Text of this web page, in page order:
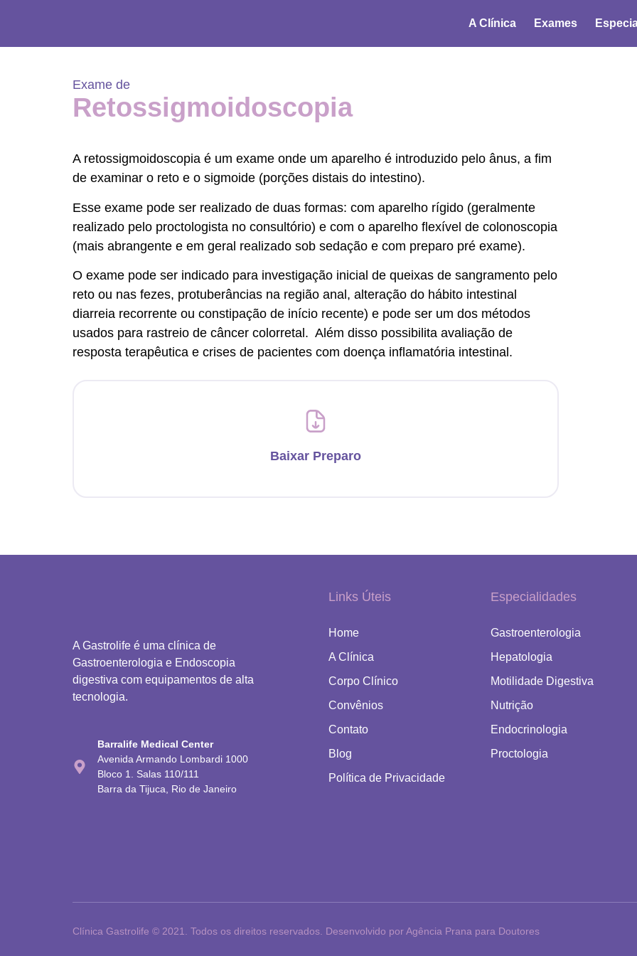
A Clínica Exames
Exame de
Retossigmoidoscopia
A retossigmoidoscopia é um exame onde um aparelho é introduzido pelo ânus, a fim
de examinar o reto e o sigmoide (porções distais do intestino).
Esse exame pode ser realizado de duas formas: com aparelho rígido (geralmente
realizado pelo proctologista no consultório) e com o aparelho flexível de colonoscopia
(mais abrangente e em geral realizado sob sedação e com preparo pré exame).
O exame pode ser indicado para investigação inicial de queixas de sangramento pelo
reto ou nas fezes, protuberâncias na região anal, alteração do hábito intestinal
diarreia recorrente ou constipação de início recente) e pode ser um dos métodos
usados para rastreio de câncer colorretal. Além disso possibilita avaliação de
resposta terapêutica e crises de pacientes com doença inflamatória intestinal.
Baixar Preparo
A Gastrolife é uma clínica de
Gastroenterologia e Endoscopia
digestiva com equipamentos de alta
tecnologia.
Barralife Medical Center
Avenida Armando Lombardi 1000
Bloco 1. Salas 110/111
Barra da Tijuca, Rio de Janeiro
Links Úteis
Home
A Clínica
Corpo Clínico
Convênios
Contato
Blog
Política de Privacidade
Especialidades
Gastroenterologia
Hepatologia
Motilidade Digestiva
Nutrição
Endocrinologia
Proctologia
Clínica Gastrolife © 2021. Todos os direitos reservados. Desenvolvido por Agência Prana para Doutores